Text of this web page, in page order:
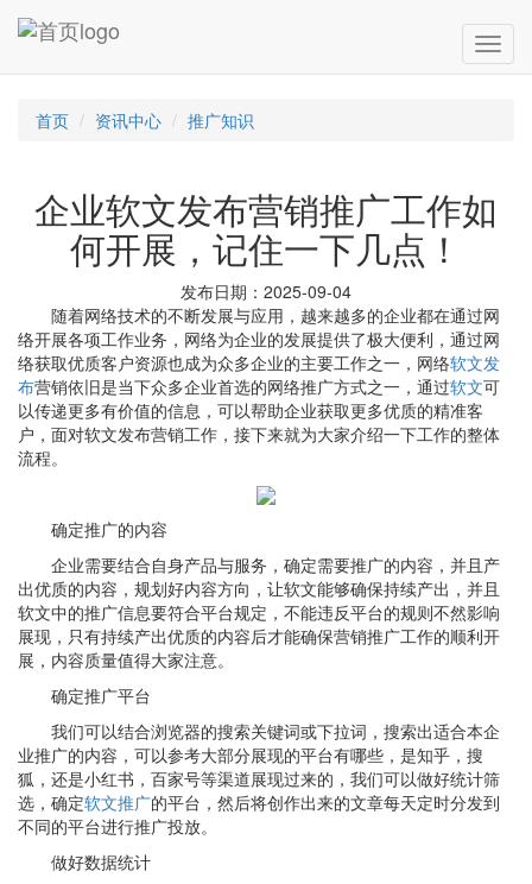
首页 资讯中心 推广知识
企业软文发布营销推广工作如
何开展，记住一下几点！
发布日期：2025-09-04
随着网络技术的不断发展与应用，越来越多的企业都在通过网
络开展各项工作业务，网络为企业的发展提供了极大便利，通过网
络获取优质客户资源也成为众多企业的主要工作之一，网络软文发
布营销依旧是当下众多企业首选的网络推广方式之一，通过软文可
以传递更多有价值的信息，可以帮助企业获取更多优质的精准客
户，面对软文发布营销工作，接下来就为大家介绍一下工作的整体
流程。
确定推广的内容
企业需要结合自身产品与服务，确定需要推广的内容，并且产
出优质的内容，规划好内容方向，让软文能够确保持续产出，并且
软文中的推广信息要符合平台规定，不能违反平台的规则不然影响
展现，只有持续产出优质的内容后才能确保营销推广工作的顺利开
展，内容质量值得大家注意。
确定推广平台
我们可以结合浏览器的搜索关键词或下拉词，搜索出适合本企
业推广的内容，可以参考大部分展现的平台有哪些，是知乎，搜
狐，还是小红书，百家号等渠道展现过来的，我们可以做好统计筛
选，确定软文推广的平台，然后将创作出来的文章每天定时分发到
不同的平台进行推广投放。
做好数据统计